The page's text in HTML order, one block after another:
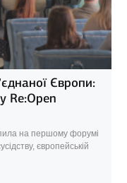
Європи:
Re:Open
на першому форумі
європейській